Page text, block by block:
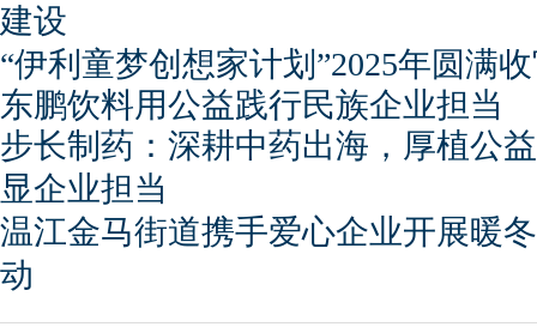
建设
“伊利童梦创想家计划”2025年圆满
东鹏饮料用公益践行民族企业担当
步长制药：深耕中药出海，厚植公
显企业担当
温江金马街道携手爱心企业开展暖
动